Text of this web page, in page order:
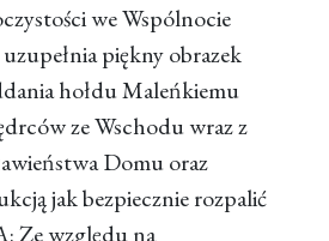
we Wspólnocie
uzupełnia piękny obrazek
hołdu Maleńkiemu
ze Wschodu wraz z
Domu oraz
jak bezpiecznie rozpalić
Ze względu na